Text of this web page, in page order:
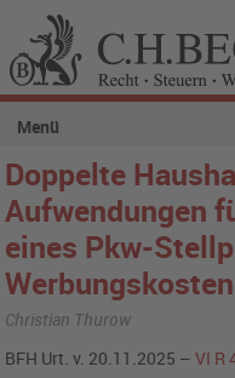
Menü
Doppelte
Aufwendungen
eines Pkw-
Werbungskosten
Christian Thurow
BFH Urt. v. 20.11.2025 –VI R